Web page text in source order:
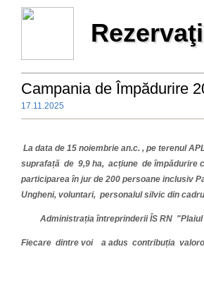
Campania de Împădurire
17.11.2025
La data de 15 noiembrie an.c. , pe terenul
suprafață de 9,9 ha, acțiune de împădurire
participarea în jur de 200 persoane inclusiv
Ungheni, voluntari, personalul silvic din
Administrația întreprinderii ÎS RN "Plaiul
Fiecare dintre voi a adus contribuția